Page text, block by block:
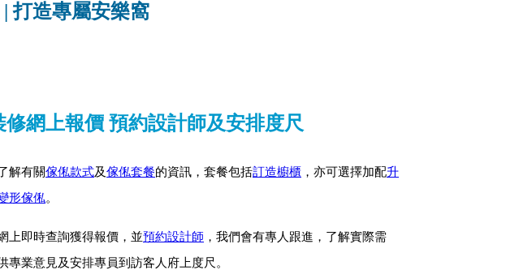
打造專屬安樂窩
修網上報價 預約設計師及安排度尺
解有關傢俬款式及傢俬套餐的資訊，套餐包括訂造櫥櫃 ，亦可選擇加配升
形傢俬。
上即時查詢獲得報價，並預約設計師 ，我們會有專人跟進，了解實際需
專業意見及安排專員到訪客人府上度尺。